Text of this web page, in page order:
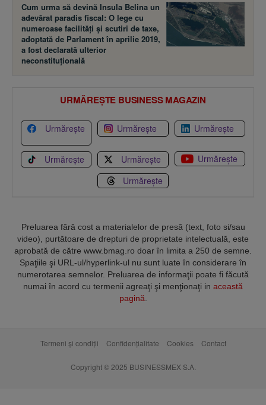
Cum urma să devină Insula Belina un
adevărat paradis fiscal: O lege cu
numeroase facilităţi şi scutiri de taxe,
adoptată de Parlament în aprilie 2019,
a fost declarată ulterior
neconstituţională
URMĂREȘTE BUSINESS MAGAZIN
Urmărește Urmărește Urmărește
Urmărește Urmărește
Urmărește
Urmărește
Preluarea fără cost a materialelor de presă (text, foto si/sau
video), purtătoare de drepturi de proprietate intelectuală, este
aprobată de către www.bmag.ro doar în limita a 250 de semne.
Spaţiile şi URL-ul/hyperlink-ul nu sunt luate în considerare în
numerotarea semnelor. Preluarea de informaţii poate fi făcută
numai în acord cu termenii agreaţi şi menţionaţi in această
pagină
Termeni și condiții Confidențialitate Cookies Contact
Copyright © 2025 BUSINESSMEX S.A.